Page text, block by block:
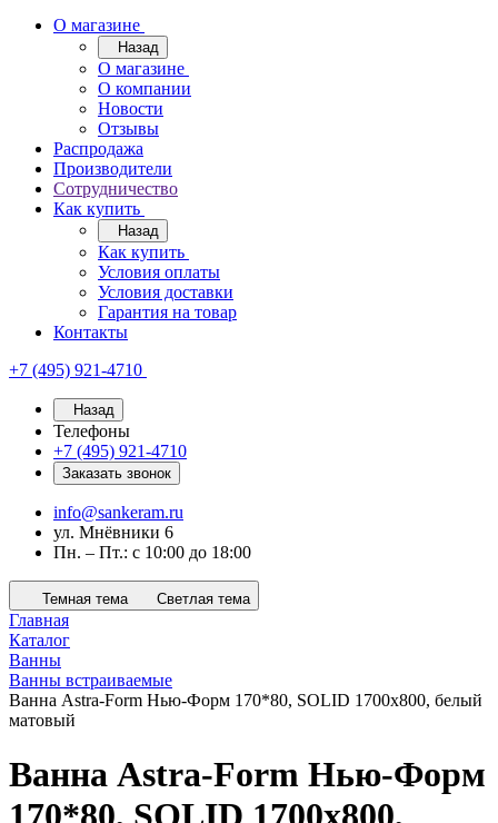
О магазине
Назад
О магазине
О компании
Новости
Отзывы
Распродажа
Производители
Сотрудничество
Как купить
Назад
Как купить
Условия оплаты
Условия доставки
Гарантия на товар
Контакты
+7 (495) 921-4710
Назад
Телефоны
+7 (495) 921-4710
Заказать звонок
info@sankeram.ru
ул. Мнёвники 6
Пн. – Пт.: с 10:00 до 18:00
Темная тема Светлая тема
Главная
Каталог
Ванны
Ванны встраиваемые
Ванна Astra-Form Нью-Форм 170*80, SOLID 1700х800, белый
матовый
Ванна Astra-Form Нью-Форм